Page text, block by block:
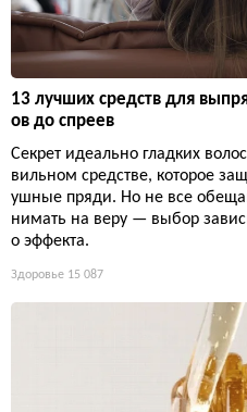
13 лучших средств для
ов до спреев
Секрет идеально гладких
вильном средстве, которое
ушные пряди. Но не все
нимать на веру — выбор
о эффекта.
Здоровье 15 087